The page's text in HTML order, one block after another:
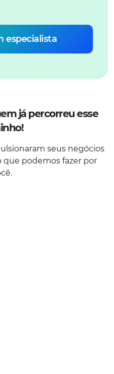
especialista
já percorreu esse
seus negócios
que podemos fazer por